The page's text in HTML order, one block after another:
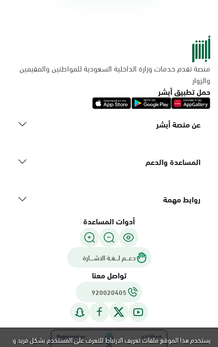
منصة تقدم خدمات وزارة الداخلية السعودية للمواطنين والمقيمين
والزوار
حمل تطبيق أبشر
عن منصة أبشر
المساعدة والدعم
روابط مهمة
أدوات المساعدة
دعـــم لـــغـة الاشــــارة
تواصل معنا
920020405
يستخدم هذا الموقع ملفات تعريف الارتباط للتعرف على المستخدم بشكل فريد و